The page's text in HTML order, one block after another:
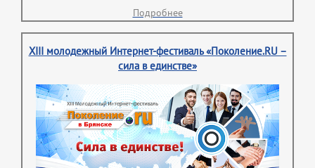
Подробнее
XIII молодежный Интернет-фестиваль «Поколение.RU –
сила в единстве»